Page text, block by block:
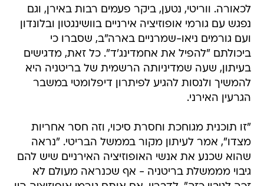
לכאורה. ווריטי, נטען, ביקר פעמים רבות באירן, וגם
נפגש עם גורמי אופוזיציה אירניים בוושינגטון ובלונדון
ועם גורמים ניאו-שמרניים בארה"ב, שסברו כי
ביכולתם "להפיל את אחמדינג'ד". כל זאת, מדגישים
בעיתון, שעה שמדיניותה הרשמית של בריטניה היא
להמשיך ולנסות להגיע לפיתרון דיפלומטי במשבר
הגרעין האירני.
"זו תוכנית מגוחכת וחסרת סיכוי, וזה חסר אחריות
מצדו", אמר לעיתון מקור בממשל הבריטי. "נראה
שהוא שכנע את אנשי האופוזיציה האירניים שיש להם
גיבוי מממשלת בריטניה - אף שכנראה מעולם לא